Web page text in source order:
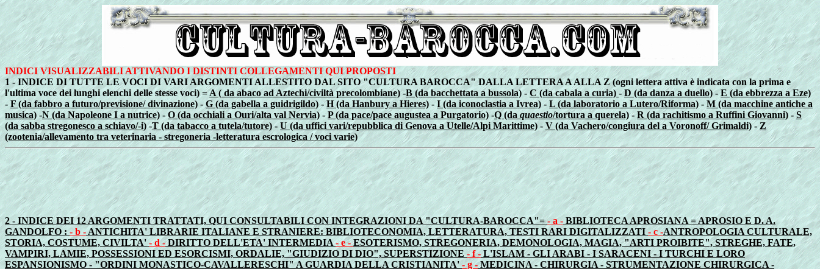
INDICI VISUALIZZABILI ATTIVANDO I DISTINTI COLLEGAMENTI QUI PROPOSTI
1 - INDICE DI TUTTE LE VOCI DI VARI ARGOMENTI ALLESTITO DAL SITO "CULTURA BAROCCA" DALLA LETTERA A ALLA Z (ogni lettera attiva è indicata con la prima e
l'ultima voce dei lunghi elenchi delle stesse voci)=A ( da abaco ad Aztechi/civiltà precolombiane)-B (da bacchettata a bussola)-C (da cabala a curia) -D (da danza a duello)-E (da ebbrezza a Eze)
- F (da fabbro a futuro/previsione/ divinazione) -G (da gabella a guidrigildo)-H (da Hanbury a Hieres) -I (da iconoclastia a Ivrea) -L (da laboratorio a Lutero/Riforma) - M (da macchine antiche a
musica) -N (da Napoleone I a nutrice) -O (da occhiali a Ouri/alta val Nervia) -P (da pace/pace augustea a Purgatorio)-Q (da quaestio/tortura a querela)- R (da rachitismo a Ruffini Giovanni) -S
(da sabba stregonesco a schiavo/-i)-T (da tabacco a tutela/tutore)- U (da uffici vari/repubblica di Genova a Utelle/Alpi Marittime) - V (da Vachero/congiura del a Voronoff/ Grimaldi)-Z
(zootenia/allevamento tra veterinaria - stregoneria -letteratura escrologica / voci varie)
2 - INDICE DEI 12 ARGOMENTI TRATTATI, QUI CONSULTABILI CON INTEGRAZIONI DA "CULTURA-BAROCCA"=- a -BIBLIOTECA APROSIANA = APROSIO E D. A.
GANDOLFO :- b - ANTICHITA' LIBRARIE ITALIANE E STRANIERE: BIBLIOTECONOMIA, LETTERATURA, TESTI RARI DIGITALIZZATI - c -ANTROPOLOGIA CULTURALE,
STORIA, COSTUME, CIVILTA'- d -DIRITTO DELL'ETA' INTERMEDIA- e -ESOTERISMO, STREGONERIA, DEMONOLOGIA, MAGIA, "ARTI PROIBITE", STREGHE, FATE,
VAMPIRI, LAMIE, POSSESSIONI ED ESORCISMI, ORDALIE, "GIUDIZIO DI DIO", SUPERSTIZIONE - f -L'ISLAM - GLI ARABI - I SARACENI - I TURCHI E LORO
ESPANSIONISMO - "ORDINI MONASTICO-CAVALLERESCHI" A GUARDIA DELLA CRISTIANITA' - g -MEDICINA - CHIRURGIA - STRUMENTAZIONE CHIRURGICA -